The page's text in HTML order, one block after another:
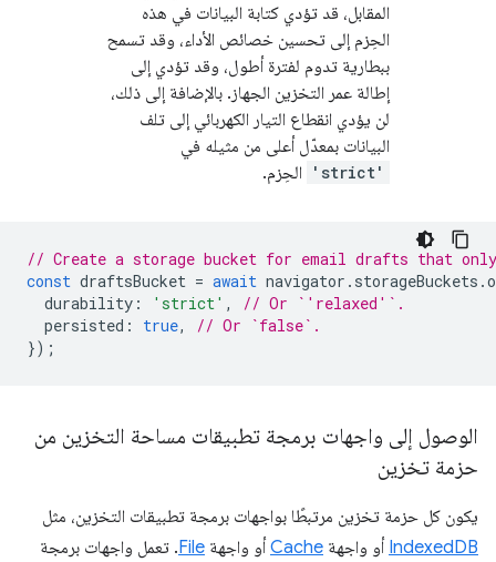
المقابل، قد تؤدي كتابة البيانات في هذه
الحِزم إلى تحسين خصائص الأداء، وقد تسمح
ببطارية تدوم لفترة أطول، وقد تؤدي إلى
إطالة عمر التخزين الجهاز. بالإضافة إلى ذلك،
لن يؤدي انقطاع التيار الكهربائي إلى تلف
البيانات بمعدّل أعلى من مثيله في
'strict' الحِزم.
// Create a storage bucket for email drafts that
const draftsBucket = await navigator . storageBuckets .
durability : 'strict' ,
// Or `'relaxed'`.
persisted : true,
// Or `false`.
});
الوصول إلى واجهات برمجة تطبيقات مساحة التخزين من
حزمة تخزين
يكون كل حزمة تخزين مرتبطًا بواجهات برمجة تطبيقات التخزين، مثل
IndexedDB أو واجهة Cacheأو واجهة File. تعمل واجهات برمجة